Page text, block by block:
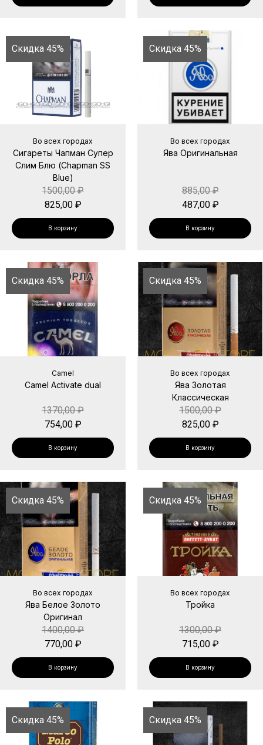
Скидка 45%
Во всех городах
Сигареты Чапман Супер
Слим Блю (Chapman SS
Blue)
1500,00₽
825,00 ₽
В корзину
Скидка 45%
Во всех городах
Ява Оригинальная
885,00₽
487,00 ₽
В корзину
Скидка 45%
Camel
Camel Activate dual
1370,00₽
754,00 ₽
В корзину
Скидка 45%
Во всех городах
Ява Золотая
Классическая
1500,00₽
825,00 ₽
В корзину
Скидка 45%
Во всех городах
Ява Белое Золото
Оригинал
1400,00₽
770,00 ₽
В корзину
Скидка 45%
Во всех городах
Тройка
1300,00₽
715,00 ₽
В корзину
Скидка 45% Скидка 45%